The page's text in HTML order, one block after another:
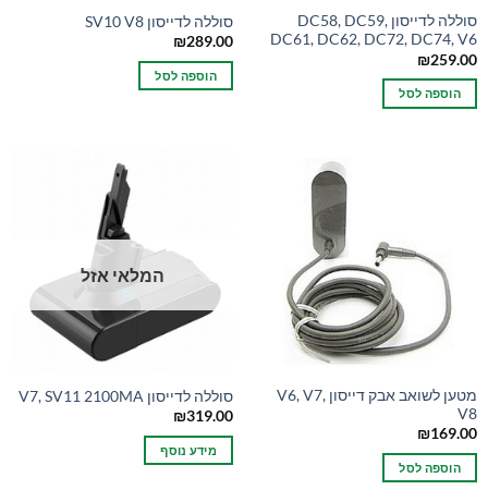
סוללה לדייסון DC58, DC59,
DC61, DC62, DC72, DC74, V6
₪259.00
הוספה לסל
סוללה לדייסון SV10 V8
₪289.00
הוספה לסל
מטען לשואב אבק דייסון V6, V7,
V8
₪169.00
הוספה לסל
המלאי אזל
סוללה לדייסון V7, SV11 2100MA
₪319.00
מידע נוסף